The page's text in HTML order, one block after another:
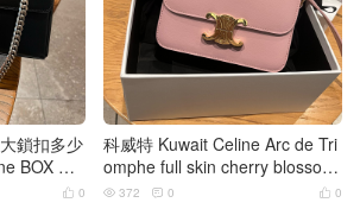
鎖扣多少
BOX TR
 0
科威特 Kuwait Celine Arc de Tri
omphe full skin cherry blossom
powder
 0
 372  0